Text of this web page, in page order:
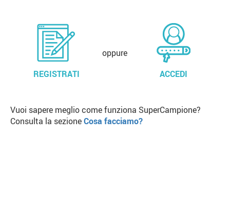
REGISTRATI
oppure
ACCEDI
Vuoi sapere meglio come funziona SuperCampione?
Consulta la sezioneCosa facciamo?